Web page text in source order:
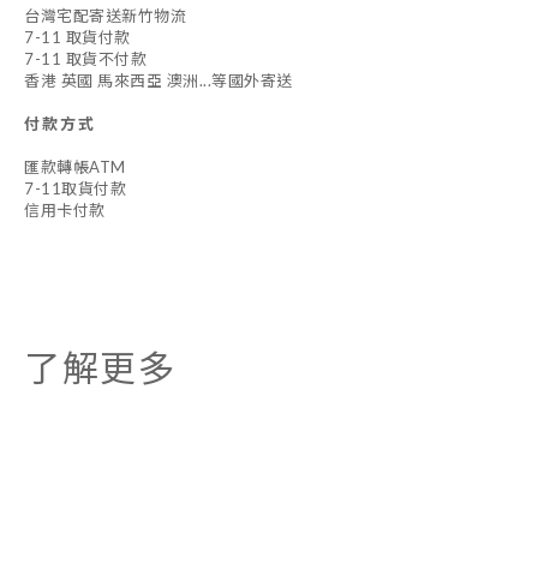
台灣宅配寄送新竹物流
7-11 取貨付款
7-11 取貨不付款
香港 英國 馬來西亞 澳洲...等國外寄送
付款方式
匯款轉帳ATM
7-11取貨付款
信用卡付款
了解更多